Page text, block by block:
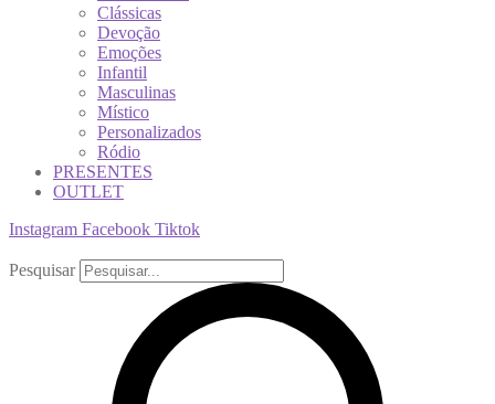
Clássicas
Devoção
Emoções
Infantil
Masculinas
Místico
Personalizados
Ródio
PRESENTES
OUTLET
Instagram Facebook Tiktok
Pesquisar